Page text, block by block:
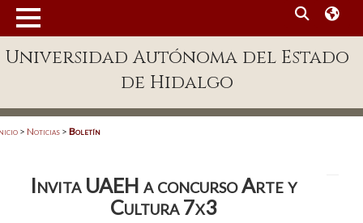
Enlaces
Patronato
Universidad Autónoma del Estado
de Hidalgo
> Noticias > Boletín
Invita UAEH a concurso Arte y
Cultura 7x3